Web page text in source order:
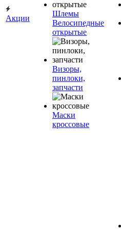
Акции
Шлемы
Велосипедные
открытые
Визоры,
пинлоки,
запчасти
Маски
кроссовые